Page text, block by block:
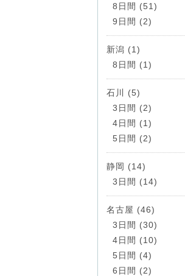
8日間 (51)
9日間 (2)
新潟 (1)
8日間 (1)
石川 (5)
3日間 (2)
4日間 (1)
5日間 (2)
静岡 (14)
3日間 (14)
名古屋 (46)
3日間 (30)
4日間 (10)
5日間 (4)
6日間 (2)